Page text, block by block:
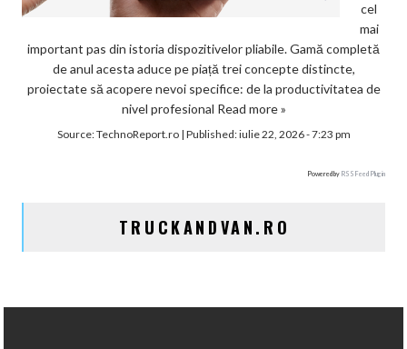
cel
mai
important pas din istoria dispozitivelor pliabile. Gamă completă
de anul acesta aduce pe piață trei concepte distincte,
proiectate să acopere nevoi specifice: de la productivitatea de
nivel profesional Read more »
Source:TechnoReport.ro| Published:iulie 22, 2026 - 7:23 pm
Powered by RSS Feed Plugin
TRUCKANDVAN.RO